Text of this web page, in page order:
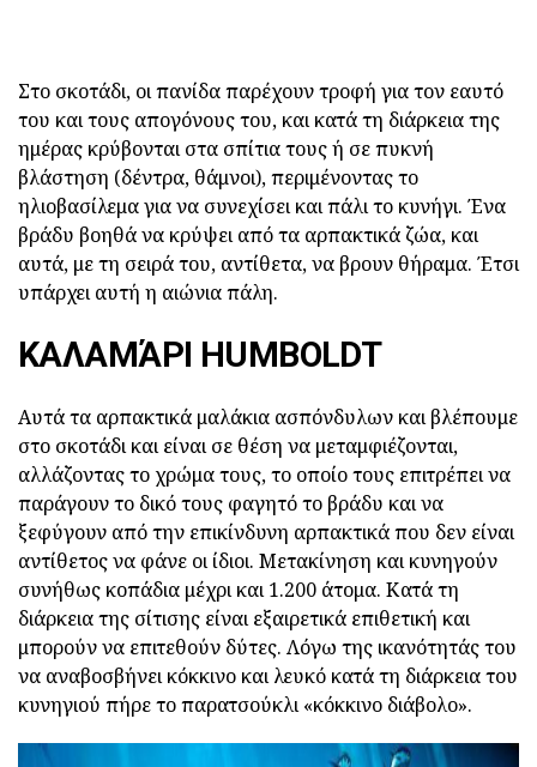
Στο σκοτάδι, οι πανίδα παρέχουν τροφή για τον εαυτό
του και τους απογόνους του, και κατά τη διάρκεια της
ημέρας κρύβονται στα σπίτια τους ή σε πυκνή
βλάστηση (δέντρα, θάμνοι), περιμένοντας το
ηλιοβασίλεμα για να συνεχίσει και πάλι το κυνήγι. Ένα
βράδυ βοηθά να κρύψει από τα αρπακτικά ζώα, και
αυτά, με τη σειρά του, αντίθετα, να βρουν θήραμα. Έτσι
υπάρχει αυτή η αιώνια πάλη.
ΚΑΛΑΜΆΡΙ HUMBOLDT
Αυτά τα αρπακτικά μαλάκια ασπόνδυλων και βλέπουμε
στο σκοτάδι και είναι σε θέση να μεταμφιέζονται,
αλλάζοντας το χρώμα τους, το οποίο τους επιτρέπει να
παράγουν το δικό τους φαγητό το βράδυ και να
ξεφύγουν από την επικίνδυνη αρπακτικά που δεν είναι
αντίθετος να φάνε οι ίδιοι. Μετακίνηση και κυνηγούν
συνήθως κοπάδια μέχρι και 1.200 άτομα. Κατά τη
διάρκεια της σίτισης είναι εξαιρετικά επιθετική και
μπορούν να επιτεθούν δύτες. Λόγω της ικανότητάς του
να αναβοσβήνει κόκκινο και λευκό κατά τη διάρκεια του
κυνηγιού πήρε το παρατσούκλι «κόκκινο διάβολο».